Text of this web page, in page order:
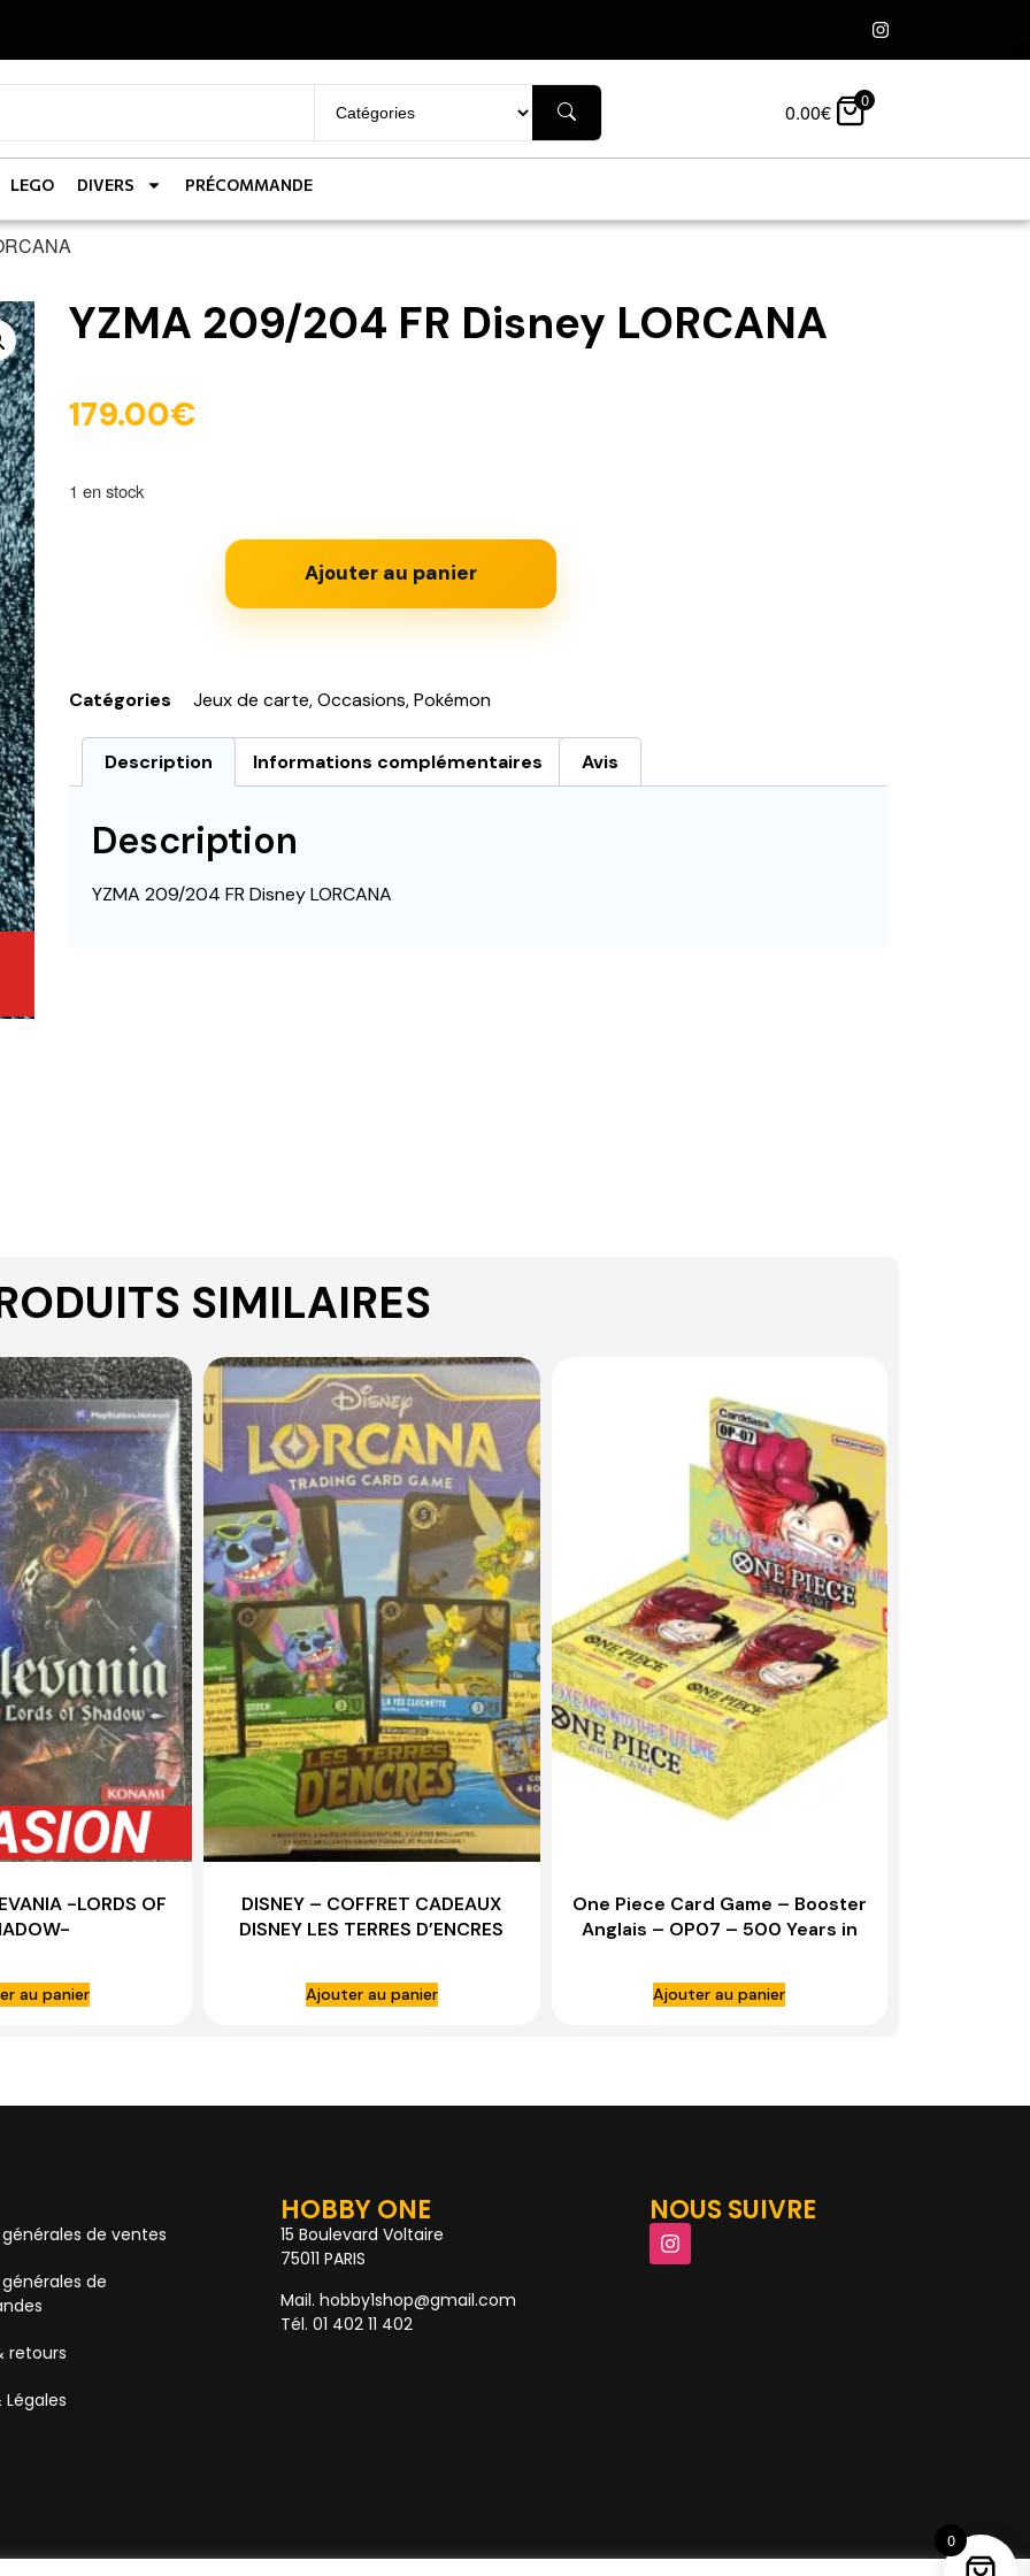
0.00€ 0
LEGO DIVERS PRÉCOMMANDE
YZMA 209/204 FR Disney LORCANA
179.00€
1 en stock
Ajouter au panier
Catégories Jeux de carte,Occasions,Pokémon
Description Informations complémentaires Avis
Description
YZMA 209/204 FR Disney LORCANA
SIMILAIRES
-LORDS OF
au panier
DISNEY – COFFRET CADEAUX
DISNEY LES TERRES D’ENCRES
Ajouter au panier
One Piece Card Game – Booster
Anglais – OP07 – 500 Years in
Ajouter au panier
de ventes
de
retours
HOBBY ONE
15 Boulevard Voltaire
75011 PARIS
Mail. hobby1shop@gmail.com
Tél. 01 402 11 402
NOUS SUIVRE
0